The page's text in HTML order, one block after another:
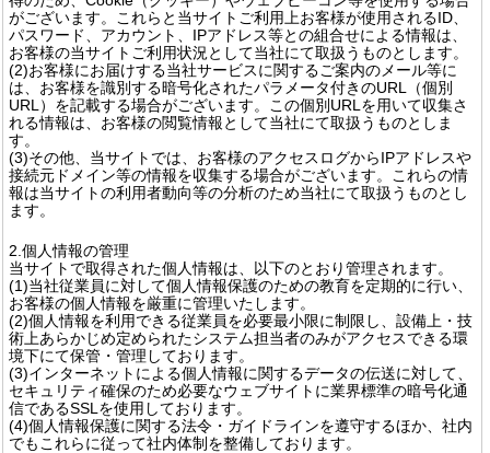
がございます。これらと当サイトご利用上お客様が使用されるID、
パスワード、アカウント、IPアドレス等との組合せによる情報は、
お客様の当サイトご利用状況として当社にて取扱うものとします。
(2)お客様にお届けする当社サービスに関するご案内のメール等に
は、お客様を識別する暗号化されたパラメータ付きのURL（個別
URL）を記載する場合がございます。この個別URLを用いて収集さ
れる情報は、お客様の閲覧情報として当社にて取扱うものとしま
す。
(3)その他、当サイトでは、お客様のアクセスログからIPアドレスや
接続元ドメイン等の情報を収集する場合がございます。これらの情
報は当サイトの利用者動向等の分析のため当社にて取扱うものとし
ます。
2.個人情報の管理
当サイトで取得された個人情報は、以下のとおり管理されます。
(1)当社従業員に対して個人情報保護のための教育を定期的に行い、
お客様の個人情報を厳重に管理いたします。
(2)個人情報を利用できる従業員を必要最小限に制限し、設備上・技
術上あらかじめ定められたシステム担当者のみがアクセスできる環
境下にて保管・管理しております。
(3)インターネットによる個人情報に関するデータの伝送に対して、
セキュリティ確保のため必要なウェブサイトに業界標準の暗号化通
信であるSSLを使用しております。
(4)個人情報保護に関する法令・ガイドラインを遵守するほか、社内
でもこれらに従って社内体制を整備しております。